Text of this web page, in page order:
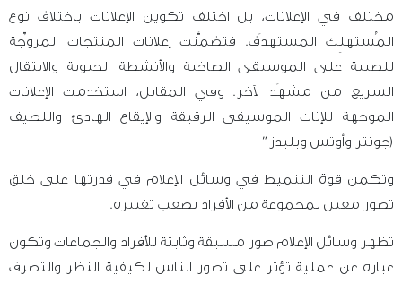
مختلف في الإعلانات، بل اختلف تكوين الإعلانات باختلاف نوع
المُستهلِك المستهدَف. فتضمَّنت إعلانات المنتجات المروِّجة
للصبية على الموسيقى الصاخبة والأنشطة الحيوية والانتقال
السريع من مشهَد لآخر. وفي المقابل، استخدمت الإعلانات
الموجهة للإناث الموسيقى الرقيقة والإيقاع الهادئ واللطيف
(جونتر وأوتس وبليدز”
وتكمن قوة التنميط في وسائل الإعلام في قدرتها على خلق
تصور معين لمجموعة من الأفراد يصعب تغييره.
تظهر وسائل الإعلام صور مسبقة وثابتة للأفراد والجماعات وتكون
عبارة عن عملية تؤثر على تصور الناس لكيفية النظر والتصرف